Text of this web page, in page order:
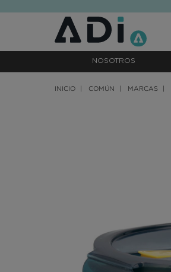
NOSOTROS
INICIO COMÚN MARCAS